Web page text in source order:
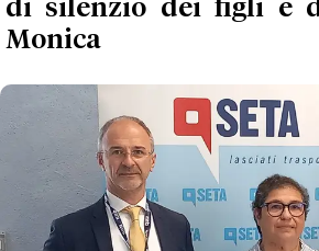
di silenzio dei figli e
Monica